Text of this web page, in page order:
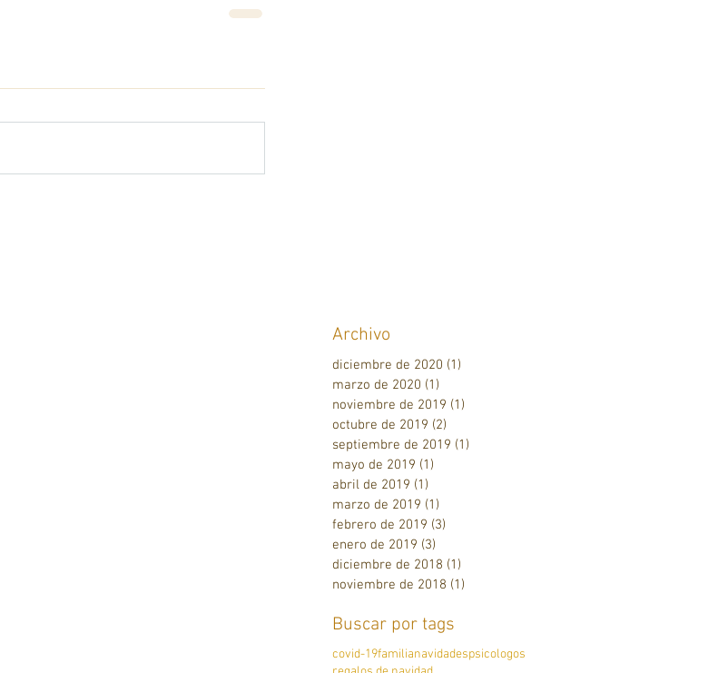
Archivo
diciembre de 2020 (1)
marzo de 2020 (1)
noviembre de 2019 (1)
octubre de 2019 (2)
septiembre de 2019 (1)
mayo de 2019 (1)
abril de 2019 (1)
marzo de 2019 (1)
febrero de 2019 (3)
enero de 2019 (3)
diciembre de 2018 (1)
noviembre de 2018 (1)
Buscar por tags
covid-19familianavidadespsicologos